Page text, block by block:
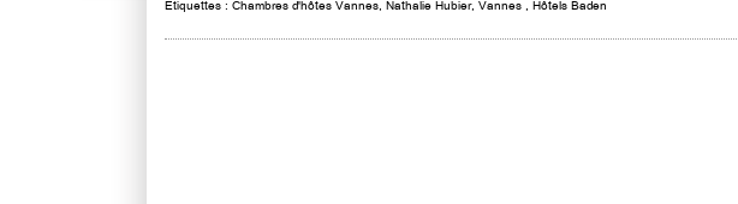
Étiquettes : Chambres d'hôtes Vannes Nathalie Hubier, Vannes Hôtels Baden